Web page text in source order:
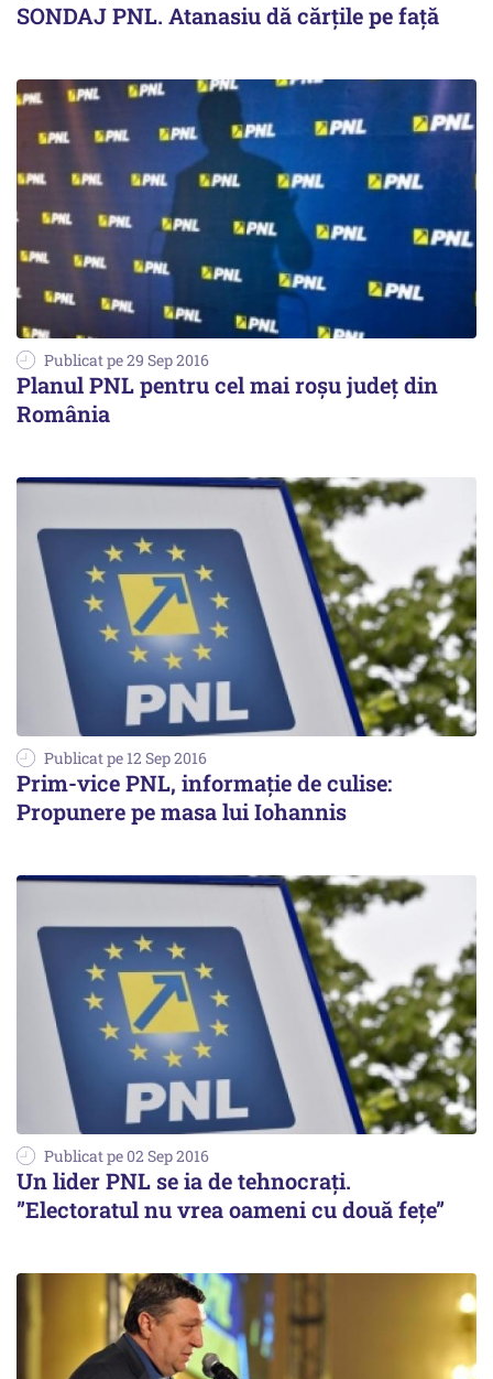
SONDAJ PNL. Atanasiu dă cărțile pe față
Publicat pe 29 Sep 2016
Planul PNL pentru cel mai roșu județ din
România
Publicat pe 12 Sep 2016
Prim-vice PNL, informație de culise:
Propunere pe masa lui Iohannis
Publicat pe 02 Sep 2016
Un lider PNL se ia de tehnocrați.
”Electoratul nu vrea oameni cu două fețe”